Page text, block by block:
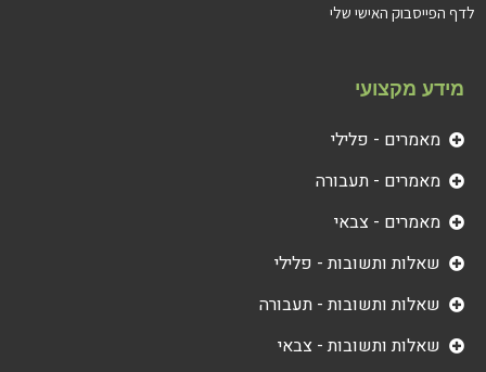
מידע מקצועי
מאמרים - פלילי
מאמרים - תעבורה
מאמרים - צבאי
שאלות ותשובות - פלילי
שאלות ותשובות - תעבורה
שאלות ותשובות - צבאי
לדף הפייסבוק האישי שלי